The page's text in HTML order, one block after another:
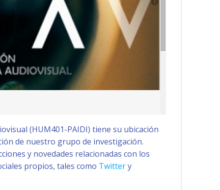
(HUM401-PAIDI) tiene su ubicación
de nuestro grupo de investigación.
y novedades relacionadas con los
propios, tales como Twittery